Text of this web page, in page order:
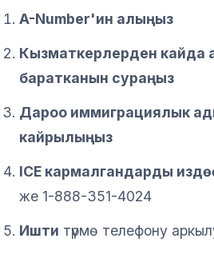
A-Number'ин алыңыз
Кызматкерлерден кайда
баратканын сураңыз
Дароо иммиграциялык
кайрылыңыз
ICE кармалгандарды
же 1-888-351-4024
Ишти түрмө телефону